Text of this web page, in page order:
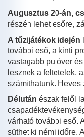
Augusztus 20-án,
részén lehet esőre,
A tűzijátékok idején
további eső, a kinti
vastagabb pulóver
lesznek a feltételek,
számíthatunk. Heves
Délután észak felől
várható további eső.
süthet ki némi időre.